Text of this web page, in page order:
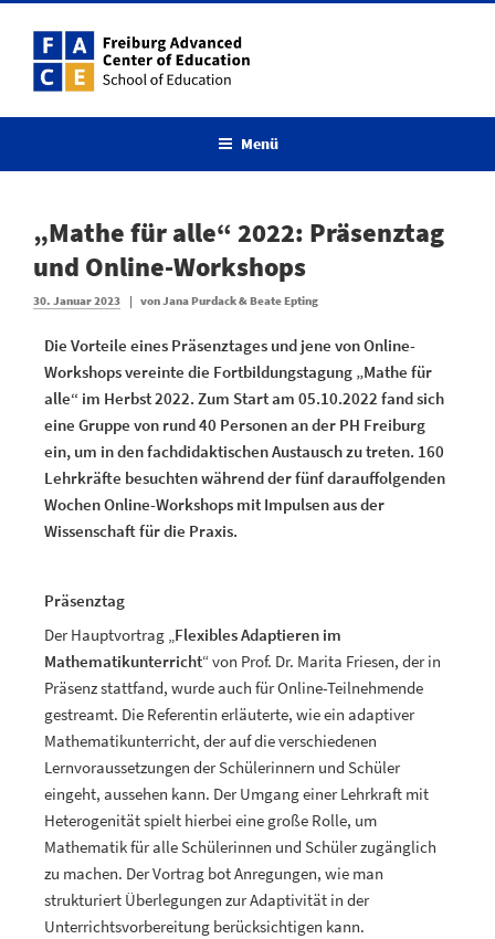
Menü
„Mathe für alle“ 2022: Präsenztag
und Online-Workshops
30. Januar 2023 | von Jana Purdack & Beate Epting
Die Vorteile eines Präsenztages und jene von Online-
Workshops vereinte die Fortbildungstagung „Mathe für
alle“ im Herbst 2022. Zum Start am 05.10.2022 fand sich
eine Gruppe von rund 40 Personen an der PH Freiburg
ein, um in den fachdidaktischen Austausch zu treten. 160
Lehrkräfte besuchten während der fünf darauffolgenden
Wochen Online-Workshops mit Impulsen aus der
Wissenschaft für die Praxis.
Präsenztag
Der Hauptvortrag „Flexibles Adaptieren im
Mathematikunterricht“ von Prof. Dr. Marita Friesen, der in
Präsenz stattfand, wurde auch für Online-Teilnehmende
gestreamt. Die Referentin erläuterte, wie ein adaptiver
Mathematikunterricht, der auf die verschiedenen
Lernvoraussetzungen der Schülerinnern und Schüler
eingeht, aussehen kann. Der Umgang einer Lehrkraft mit
Heterogenität spielt hierbei eine große Rolle, um
Mathematik für alle Schülerinnen und Schüler zugänglich
zu machen. Der Vortrag bot Anregungen, wie man
strukturiert Überlegungen zur Adaptivität in der
Unterrichtsvorbereitung berücksichtigen kann.